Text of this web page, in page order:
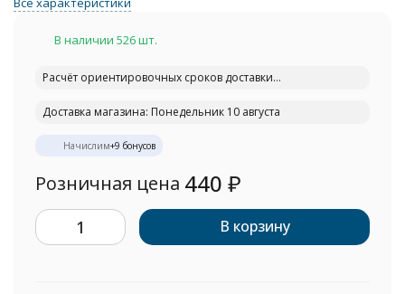
В наличии 526 шт.
Расчёт ориентировочных сроков доставки...
Доставка магазина: Понедельник 10 августа
Начислим+9 бонусов
Розничная цена 440 ₽
В корзину